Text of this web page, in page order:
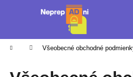
Domov Všeobecné obchodné
do
do